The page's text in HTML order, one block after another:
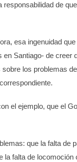
responsabilidad de
esa ingenuidad
Santiago- de creer
los problemas
el ejemplo, que el
que la falta de
la falta de locomoción